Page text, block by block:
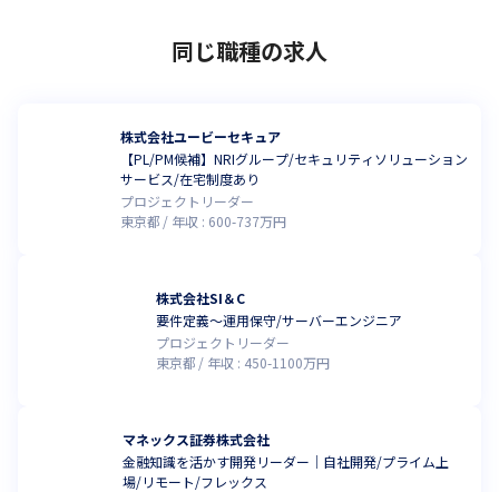
同じ職種の求人
株式会社ユービーセキュア
【PL/PM候補】NRIグループ/セキュリティソリューション
サービス/在宅制度あり
プロジェクトリーダー
東京都
年収 : 600-737万円
株式会社SI＆C
要件定義～運用保守/サーバーエンジニア
プロジェクトリーダー
東京都
年収 : 450-1100万円
マネックス証券株式会社
金融知識を活かす開発リーダー｜自社開発/プライム上
場/リモート/フレックス